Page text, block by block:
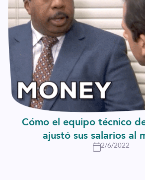
Cómo el equipo técnico
ajustó sus salarios al
2/6/2022